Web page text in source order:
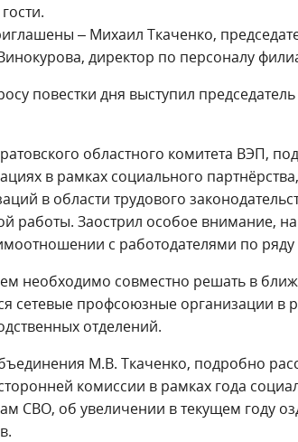
– Михаил Ткаченко,
директор по персоналу
повестки дня выступил
областного комитета ВЭП,
в рамках социального
в области трудового
работы. Заострил особое внимание,
с работодателями по
необходимо совместно решать в
сетевые профсоюзные организации в
отделений.
М.В. Ткаченко, подробно
комиссии в рамках года
СВО, об увеличении в текущем году